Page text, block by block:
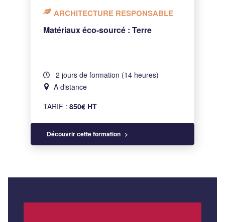
ARCHITECTURE RESPONSABLE
Matériaux éco-sourcé : Terre
2 jours de formation (14 heures)
A distance
TARIF :850€ HT
Découvrir cette formation